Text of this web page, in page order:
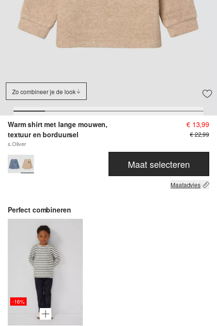
Zo combineer je de look
Warm shirt met lange mouwen,
textuur en borduursel
s.Oliver
€ 13,99
€ 22,99
Maat selecteren
Maatadvies
Perfect combineren
-16%